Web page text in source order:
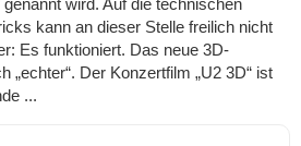
genannt wird. Auf die technischen
kann an dieser Stelle freilich nicht
Es funktioniert. Das neue 3D-
„echter“. Der Konzertfilm „U2 3D“ ist
...